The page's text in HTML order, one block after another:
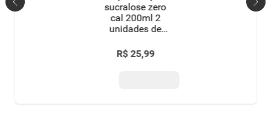
sucralose zero
cal 200ml 2
unidades de
grátis 50%
desconto na
R$ 25,99